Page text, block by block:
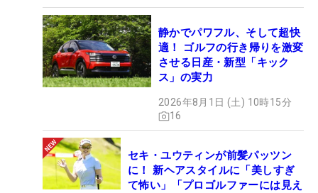
静かでパワフル、そして超快
適！ ゴルフの行き帰りを激変
させる日産・新型「キック
ス」の実力
2026年8月1日 (土) 10時15分
16
セキ・ユウティンが前髪パッツン
に！ 新ヘアスタイルに「美しすぎ
て怖い」「プロゴルファーには見え